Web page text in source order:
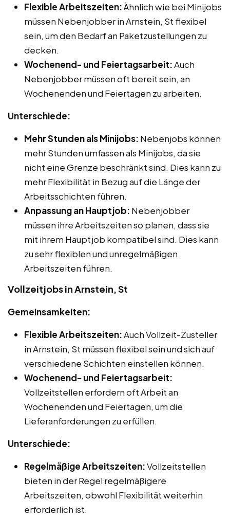
Flexible Arbeitszeiten:Ähnlich wie bei Minijobs
müssen Nebenjobber in Arnstein, St flexibel
sein, um den Bedarf an Paketzustellungen zu
decken.
Wochenend- und Feiertagsarbeit:Auch
Nebenjobber müssen oft bereit sein, an
Wochenenden und Feiertagen zu arbeiten.
Unterschiede:
Mehr Stunden als Minijobs: Nebenjobs können
mehr Stunden umfassen als Minijobs, da sie
nicht eine Grenze beschränkt sind. Dies kann zu
mehr Flexibilität in Bezug auf die Länge der
Arbeitsschichten führen.
Anpassung an Hauptjob: Nebenjobber
müssen ihre Arbeitszeiten so planen, dass sie
mit ihrem Hauptjob kompatibel sind. Dies kann
zu sehr flexiblen und unregelmäßigen
Arbeitszeiten führen.
Vollzeitjobs in Arnstein, St
Gemeinsamkeiten:
Flexible Arbeitszeiten:Auch Vollzeit-Zusteller
in Arnstein, St müssen flexibel sein und sich auf
verschiedene Schichten einstellen können.
Wochenend- und Feiertagsarbeit:
Vollzeitstellen erfordern oft Arbeit an
Wochenenden und Feiertagen, um die
Lieferanforderungen zu erfüllen.
Unterschiede:
Regelmäßige Arbeitszeiten:Vollzeitstellen
bieten in der Regel regelmäßigere
Arbeitszeiten, obwohl Flexibilität weiterhin
erforderlich ist.